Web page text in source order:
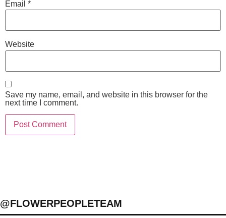
Email *
Website
Save my name, email, and website in this browser for the
next time I comment.
@FLOWERPEOPLETEAM